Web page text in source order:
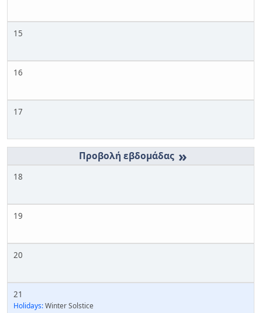
15
16
17
»
18
19
20
21
Holidays:Winter Solstice